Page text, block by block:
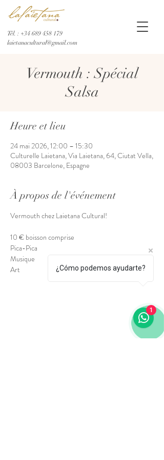
Tél. : +34 689 458 179
laietanacultural@gmail.com
Vermouth : Spécial
Salsa
Heure et lieu
24 mai 2026, 12:00 – 15:30
Culturelle Laietana, Via Laietana, 64, Ciutat Vella,
08003 Barcelone, Espagne
À propos de l'événement
Vermouth chez Laietana Cultural!
10 € boisson comprise
Pica-Pica
Musique
Art
¿Cómo podemos ayudarte?
1